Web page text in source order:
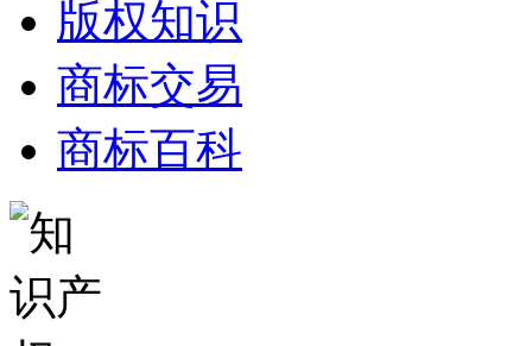
版权知识
商标交易
商标百科